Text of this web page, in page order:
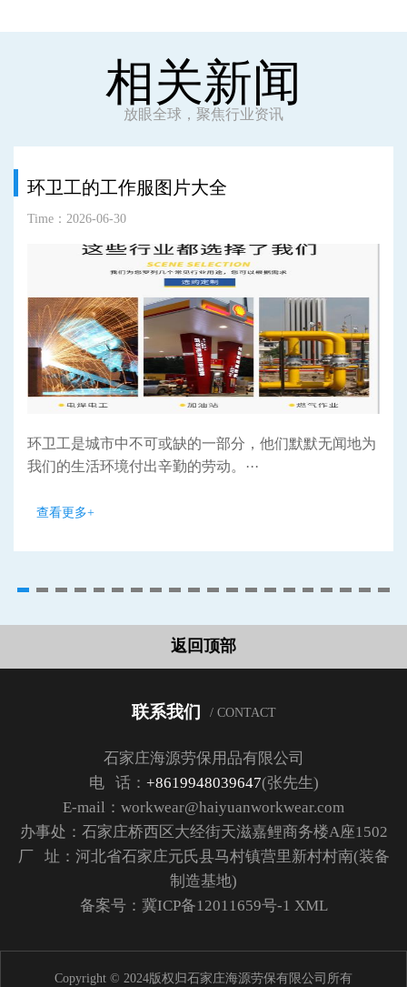
相关新闻
放眼全球，聚焦行业资讯
环卫工的工作服图片大全
Time：2026-06-30
环卫工是城市中不可或缺的一部分，他们默默无闻地为
我们的生活环境付出辛勤的劳动。···
查看更多+
返回顶部
联系我们 / CONTACT
石家庄海源劳保用品有限公司
电 话： +8619948039647(张先生)
E-mail：workwear@haiyuanworkwear.com
办事处：石家庄桥西区大经街天滋嘉鲤商务楼A座1502
厂 址：河北省石家庄元氏县马村镇营里新村村南(装备
制造基地)
备案号： 冀ICP备12011659号-1 XML
Copyright © 2024版权归石家庄海源劳保有限公司所有